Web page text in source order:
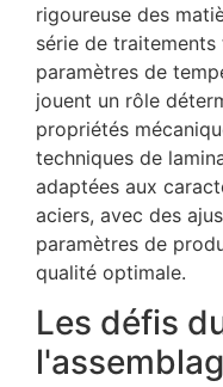
rigoureuse des
série de
paramètres de
jouent un rôle
propriétés
techniques de
adaptées aux
aciers, avec des
paramètres de
qualité optimale.
Les défis